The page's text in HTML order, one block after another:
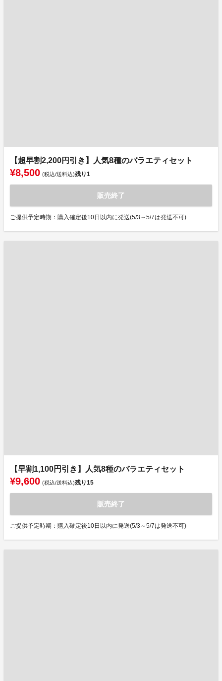
【超早割2,200円引き】人気8種のバラエティセット
¥8,500 (税込/送料込)残り1
販売終了
ご提供予定時期：購入確定後10日以内に発送(5/3～5/7は発送不可)
【早割1,100円引き】人気8種のバラエティセット
¥9,600 (税込/送料込)残り15
販売終了
ご提供予定時期：購入確定後10日以内に発送(5/3～5/7は発送不可)